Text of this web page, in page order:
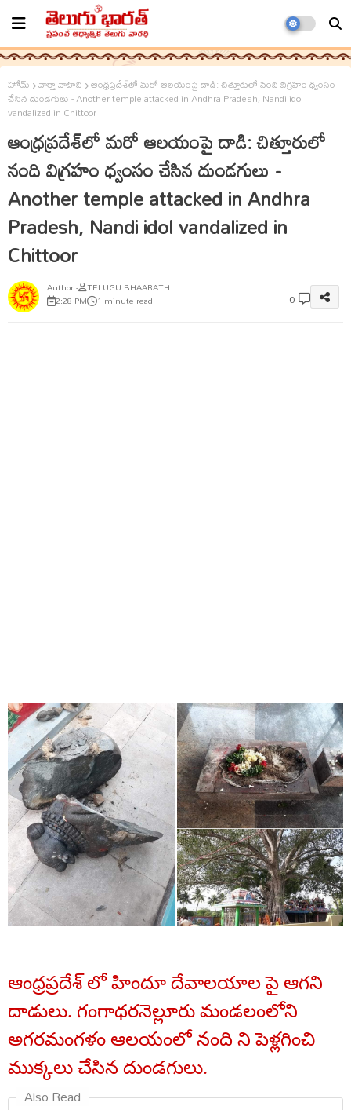
హోమ్ వార్తా వాహిని ఆంధ్రప్రదేశ్‌లో మరో ఆలయంపై దాడి: చిత్తూరులో నంది విగ్రహం ధ్వంసం
చేసిన దుండగులు - Another temple attacked in Andhra Pradesh, Nandi idol
vandalized in Chittoor
ఆంధ్రప్రదేశ్‌లో మరో ఆలయంపై దాడి: చిత్తూరులో
నంది విగ్రహం ధ్వంసం చేసిన దుండగులు -
Another temple attacked in Andhra
Pradesh, Nandi idol vandalized in
Chittoor
TELUGU BHAARATH
2:28 PM 1 minute read 0
ఆంధ్రప్రదేశ్ లో హిందూ దేవాలయాల పై ఆగని
దాడులు. గంగాధరనెల్లూరు మండలంలోని
అగరమంగళం ఆలయంలో నంది ని పెళ్లగించి
ముక్కలు చేసిన దుండగులు.
Also Read